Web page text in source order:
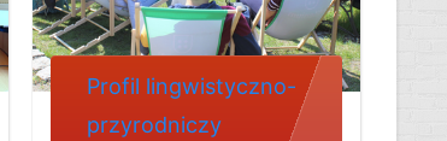
Profil lingwistyczno-
przyrodniczy